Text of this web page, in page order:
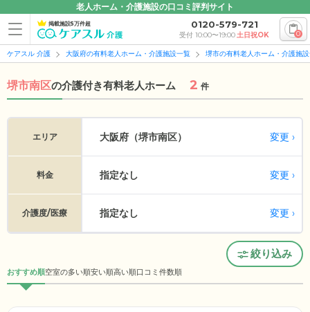
老人ホーム・介護施設の口コミ評判サイト
掲載施設5万件超 0120-579-721
受付 10:00〜19:00土日祝OK 0
ケアスル 介護 大阪府の有料老人ホーム・介護施設一覧 堺市の有料老人ホーム・介護施
堺市南区の介護付き有料老人ホーム 2 件
エリア 大阪府（堺市南区） 変更
料金 指定なし 変更
介護度/医療 指定なし 変更
絞り込み
おすすめ順空室の多い順安い順高い順口コミ件数順